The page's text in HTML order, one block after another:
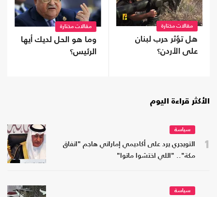
مقالات مختارة
هل تؤثر حرب لبنان
على الأردن؟
مقالات مختارة
وما هو الحل لديك أيها
الرئيس؟
الأكثر قراءة اليوم
1
سياسة
التويجري يرد على أكاديمي إماراتي هاجم "اتفاق
مكة".. "اللي اختشوا ماتوا"
سياسة